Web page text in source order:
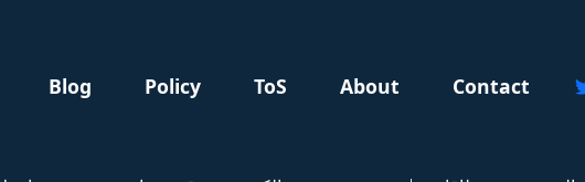
Blog Policy ToS About Contact